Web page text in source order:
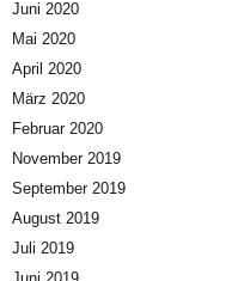
Juni 2020
Mai 2020
April 2020
März 2020
Februar 2020
November 2019
September 2019
August 2019
Juli 2019